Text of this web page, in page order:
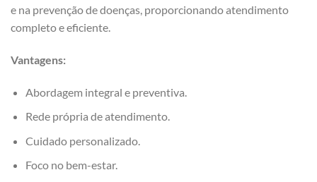
e na prevenção de doenças, proporcionando atendimento
completo e eficiente.
Vantagens:
Abordagem integral e preventiva.
Rede própria de atendimento.
Cuidado personalizado.
Foco no bem-estar.